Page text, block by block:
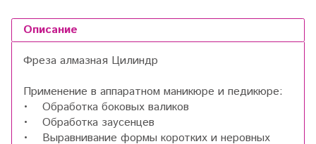
Описание
Фреза алмазная Цилиндр
Применение в аппаратном маникюре и педикюре:
• Обработка боковых валиков
• Обработка заусенцев
• Выравнивание формы коротких и неровных